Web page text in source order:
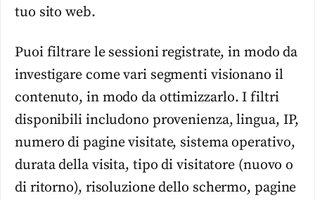
tuo sito web.
Puoi filtrare le sessioni registrate, in modo da
investigare come vari segmenti visionano il
contenuto, in modo da ottimizzarlo. I filtri
disponibili includono provenienza, lingua, IP,
numero di pagine visitate, sistema operativo,
durata della visita, tipo di visitatore (nuovo o
di ritorno), risoluzione dello schermo, pagine